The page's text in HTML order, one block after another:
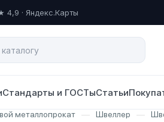
4,9 · Яндекс.Карты
Стандарты и ГОСТыСтатьи
металлопрокат — Швеллер —